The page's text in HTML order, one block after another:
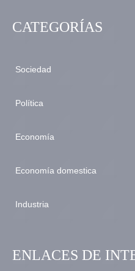
CATEGORÍAS
Sociedad
Política
Economía
Economía domestica
Industria
ENLACES DE